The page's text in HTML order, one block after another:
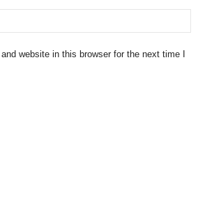
website in this browser for the next time I